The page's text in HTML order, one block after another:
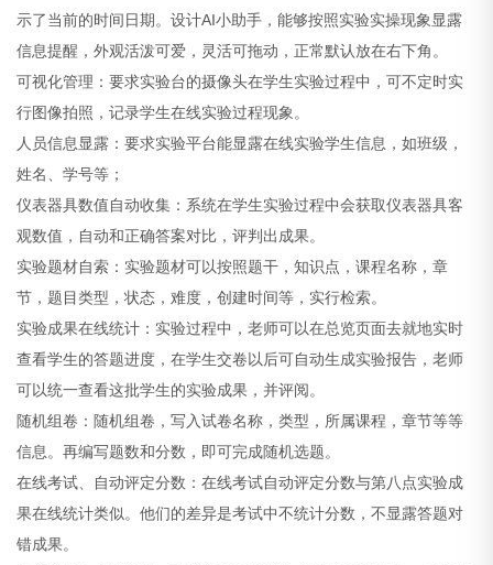
示了当前的时间日期。设计AI小助手，能够按照实验实操现象显露
信息提醒，外观活泼可爱，灵活可拖动，正常默认放在右下角。
可视化管理：要求实验台的摄像头在学生实验过程中，可不定时实
行图像拍照，记录学生在线实验过程现象。
人员信息显露：要求实验平台能显露在线实验学生信息，如班级，
姓名、学号等；
仪表器具数值自动收集：系统在学生实验过程中会获取仪表器具客
观数值，自动和正确答案对比，评判出成果。
实验题材自索：实验题材可以按照题干，知识点，课程名称，章
节，题目类型，状态，难度，创建时间等，实行检索。
实验成果在线统计：实验过程中，老师可以在总览页面去就地实时
查看学生的答题进度，在学生交卷以后可自动生成实验报告，老师
可以统一查看这批学生的实验成果，并评阅。
随机组卷：随机组卷，写入试卷名称，类型，所属课程，章节等等
信息。再编写题数和分数，即可完成随机选题。
在线考试、自动评定分数：在线考试自动评定分数与第八点实验成
果在线统计类似。他们的差异是考试中不统计分数，不显露答题对
错成果。